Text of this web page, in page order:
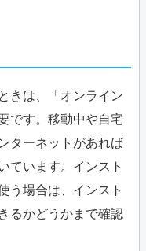
きは、「オンライン
です。移動中や自宅
ターネットがあれば
ています。インスト
う場合は、インスト
るかどうかまで確認